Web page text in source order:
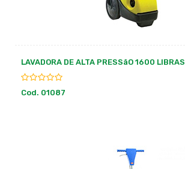
LAVADORA DE ALTA PRESSãO 1600 LIBRAS
Cod. 01087